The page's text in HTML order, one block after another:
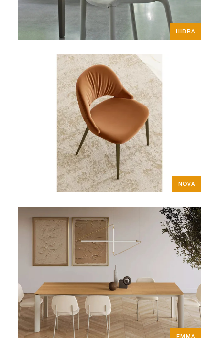
HIDRA
NOVA
EMMA